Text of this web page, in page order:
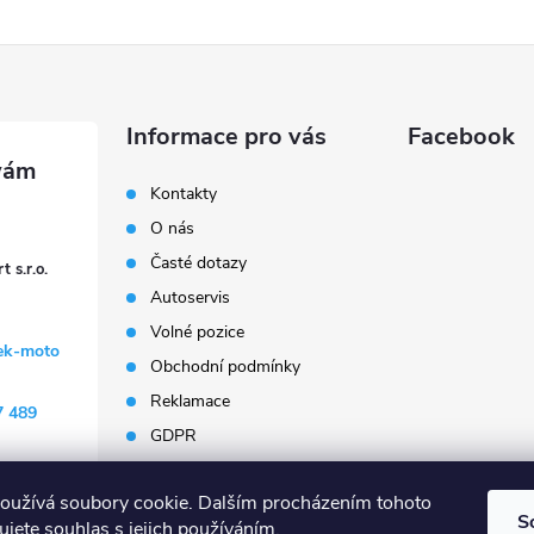
soubory cookie. Dalším procházením tohoto
s.r.o.
moto
489
Informace pro vás
Kontakty
O nás
Časté dotazy
Autoservis
Volné pozice
Obchodní podmínky
Reklamace
GDPR
Motorsport Český Krumlov
Facebook